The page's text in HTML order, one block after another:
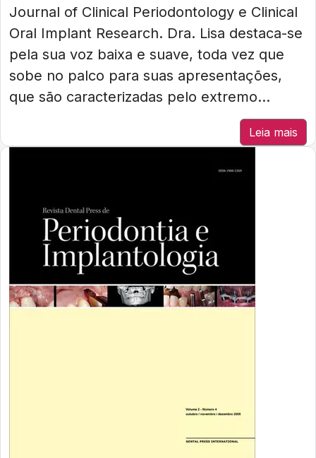
Journal of Clinical Periodontology e Clinical
Oral Implant Research. Dra. Lisa destaca-se
pela sua voz baixa e suave, toda vez que
sobe no palco para suas apresentações,
que são caracterizadas pelo extremo...
Leia mais